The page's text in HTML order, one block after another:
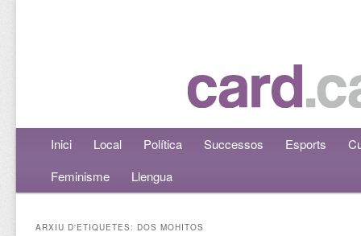
Menú principalAneu al contingut principal
Aneu al contingut secundari
Inici Local Política Successos Esports
Feminisme
Llengua
ARXIU D'ETIQUETES: DOS MOHITOS